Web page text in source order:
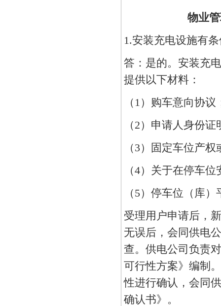
物业
1.安装充电设施有
答：是的。安装充
提供以下材料：
（1）购车意向协议
（2）申请人身份证
（3）固定车位产
（4）关于在停车
（5）停车位（库
受理用户申请后，
无误后，会同供电
查。供电公司负责
可行性方案》编制
性进行确认，会同
确认书》。